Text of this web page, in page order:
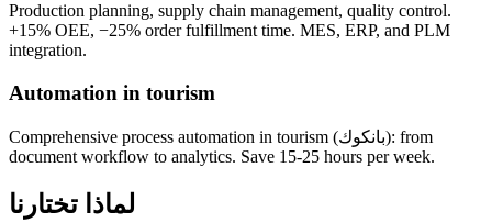
Production planning, supply chain management, quality control.
+15% OEE, −25% order fulfillment time. MES, ERP, and PLM
integration.
Automation in tourism
Comprehensive process automation in tourism (بانكوك): from
document workflow to analytics. Save 15-25 hours per week.
لماذا تختارنا